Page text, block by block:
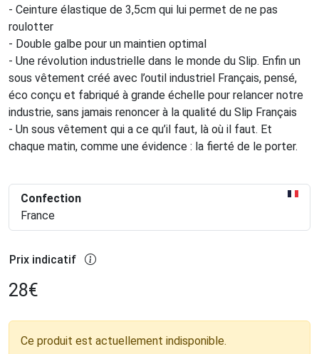
- Ceinture élastique de 3,5cm qui lui permet de ne pas
roulotter
- Double galbe pour un maintien optimal
- Une révolution industrielle dans le monde du Slip. Enfin un
sous vêtement créé avec l’outil industriel Français, pensé,
éco conçu et fabriqué à grande échelle pour relancer notre
industrie, sans jamais renoncer à la qualité du Slip Français
- Un sous vêtement qui a ce qu’il faut, là où il faut. Et
chaque matin, comme une évidence : la fierté de le porter.
Confection
France
Prix indicatif
28€
Ce produit est actuellement indisponible.